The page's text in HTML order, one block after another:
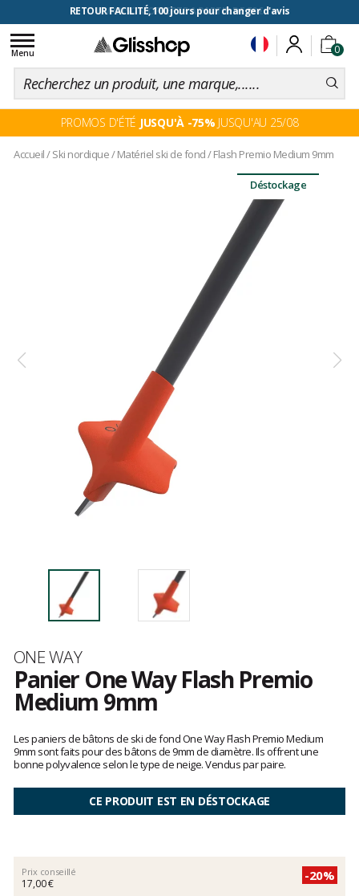
RETOUR FACILITÉ, 100 jours pour changer d'avis
0
Toggle
navigation
Menu
PROMOS D'ÉTÉ JUSQU'À -75% JUSQU'AU 25/08
Accueil/Ski nordique/Matériel ski de fond/Flash Premio Medium 9mm
Déstockage
Marque
ONE WAY
Panier One Way Flash Premio
Medium 9mm
avis
clients
Les paniers de bâtons de ski de fond One Way Flash Premio Medium
9mm sont faits pour des bâtons de 9mm de diamètre. Ils offrent une
bonne polyvalence selon le type de neige. Vendus par paire.
CE PRODUIT EST EN DÉSTOCKAGE
Prix conseillé
17,00 €
-20%